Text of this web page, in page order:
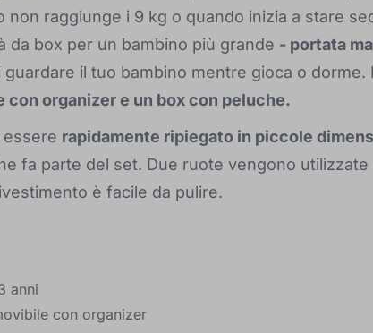
non raggiunge i 9 kg o quando inizia a stare
da box per un bambino più grande - portata
il tuo bambino mentre gioca o dorme.
organizer e un box con peluche.
essere rapidamente ripiegato in piccole
fa parte del set. Due ruote vengono
è facile da pulire.
anni
con organizer